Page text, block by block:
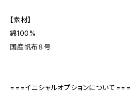
【素材】
綿100%
国産帆布８号
===イニシャルオプションについて===